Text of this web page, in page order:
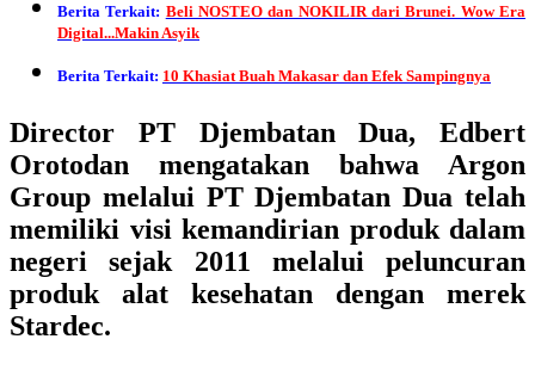
Berita Terkait: Beli NOSTEO dan NOKILIR dari Brunei. Wow Era
Digital...Makin Asyik
Berita Terkait: 10 Khasiat Buah Makasar dan Efek Sampingnya
Director PT Djembatan Dua, Edbert
Orotodan mengatakan bahwa Argon
Group melalui PT Djembatan Dua telah
memiliki visi kemandirian produk dalam
negeri sejak 2011 melalui peluncuran
produk alat kesehatan dengan merek
Stardec.